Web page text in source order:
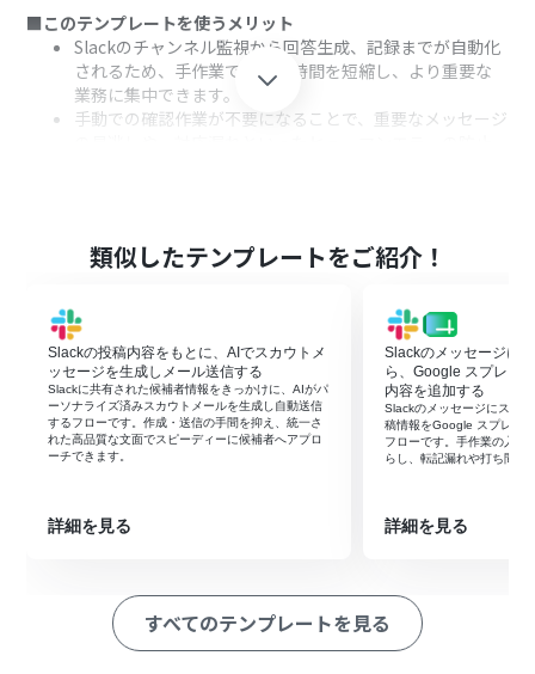
■このテンプレートを使うメリット
Slackのチャンネル監視から回答生成、記録までが自動化
されるため、手作業での対応時間を短縮し、より重要な
業務に集中できます。
手動での確認作業が不要になることで、重要なメッセージ
メントをYoomと連携する
次に、トリガーでSlackを選択し、「メッセージがチャン
設定する
次に、オペレーションでPerplexityの「テキストを生成」
アクションを設定し、Slackの投稿内容をもとに情報収集
や整理を行う
次に、オペレーションでOpenAIの「テキストの生成
（Chat completion）」アクションを設定し、Perplexity
の生成内容を使用して回答を生成する
を送る」アクションを設定し、生成した回答を投稿元のス
レッドに通知する
した回答をドキュメントに記録する
※「トリガー」：フロー起動のきっかけとなるアクション、「オ
類似したテンプレートをご紹介！
Slackの投稿内容をもとに、AIでスカウトメ
ッセージを生成しメール送信する
Slackに共有された候補者情報をきっかけに、AIがパ
ーソナライズ済みスカウトメールを生成し自動送信
するフローです。作成・送信の手間を抑え、統一さ
れた高品質な文面でスピーディーに候補者へアプロ
ーチできます。
詳細を見る
Slackのメッセージに
ら、Google スプレッ
内容を追加する
Slackのメッセージにスタ
稿情報をGoogle スプレッ
フローです。手作業の入力
らし、転記漏れや打ち間違
詳細を見る
すべてのテンプレートを見る